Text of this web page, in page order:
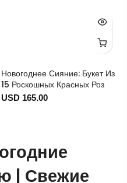
Новогоднее Сияние: Букет Из
15 Роскошных Красных Роз
USD 165.00
| Свежие